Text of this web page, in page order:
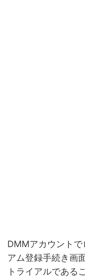
DMMアカウントで
アム登録手続き画
トライアルである